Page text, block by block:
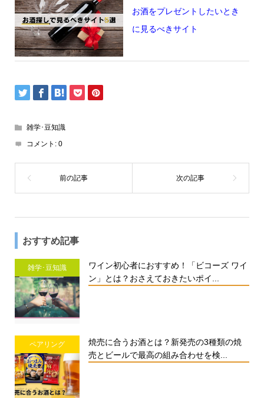
お酒をプレゼントしたいとき
に見るべきサイト
雑学･豆知識
コメント: 0
おすすめ記事
雑学･豆知識
ワイン初心者におすすめ！「ビコーズ ワイ
ン」とは？おさえておきたいポイ...
ペアリング
焼売に合うお酒とは？新発売の3種類の焼
売とビールで最高の組み合わせを検...